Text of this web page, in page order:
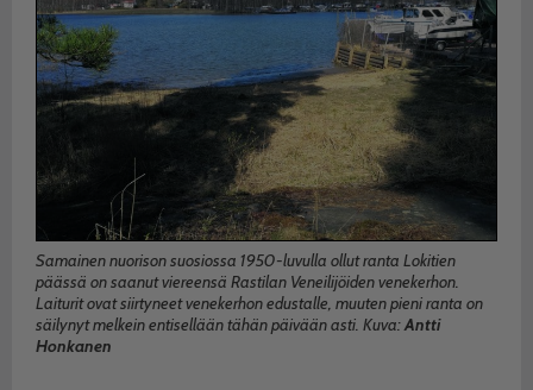
Samainen nuorison suosiossa 1950-luvulla ollut ranta Lokitien
päässä on saanut viereensä Rastilan Veneilijöiden venekerhon.
Laiturit ovat siirtyneet venekerhon edustalle, muuten pieni ranta on
säilynyt melkein entisellään tähän päivään asti. Kuva:Antti
Honkanen